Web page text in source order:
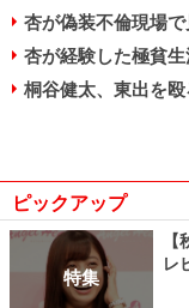
杏が偽装不倫現場
杏が経験した極貧
桐谷健太、東出を殴
ピックアップ
特集
レ